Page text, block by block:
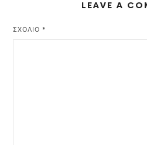
LEAVE A
ΣΧΌΛΙΟ*